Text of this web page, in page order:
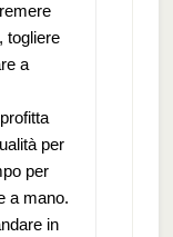
togliere
a
per
per
a mano.
in